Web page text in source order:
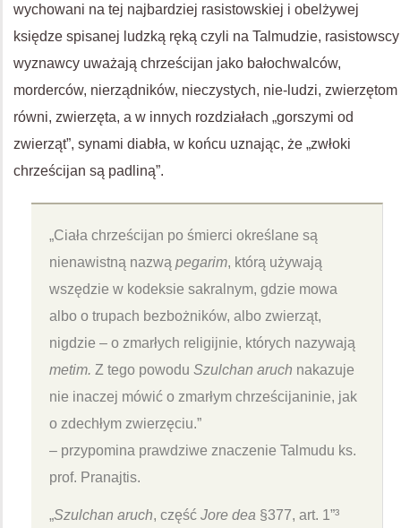
wychowani na tej najbardziej rasistowskiej i obelżywej
księdze spisanej ludzką ręką czyli na Talmudzie, rasistowscy
wyznawcy uważają chrześcijan jako bałochwalców,
morderców, nierządników, nieczystych, nie-ludzi, zwierzętom
równi, zwierzęta, a w innych rozdziałach „gorszymi od
zwierząt”, synami diabła, w końcu uznając, że „zwłoki
chrześcijan są padliną”.
„Ciała chrześcijan po śmierci określane są
nienawistną nazwą pegarim, którą używają
wszędzie w kodeksie sakralnym, gdzie mowa
albo o trupach bezbożników, albo zwierząt,
nigdzie – o zmarłych religijnie, których nazywają
metim. Z tego powodu Szulchan aruch nakazuje
nie inaczej mówić o zmarłym chrześcijaninie, jak
o zdechłym zwierzęciu.”
– przypomina prawdziwe znaczenie Talmudu ks.
prof. Pranajtis.
„Szulchan aruch, część Jore dea §377, art. 1”³